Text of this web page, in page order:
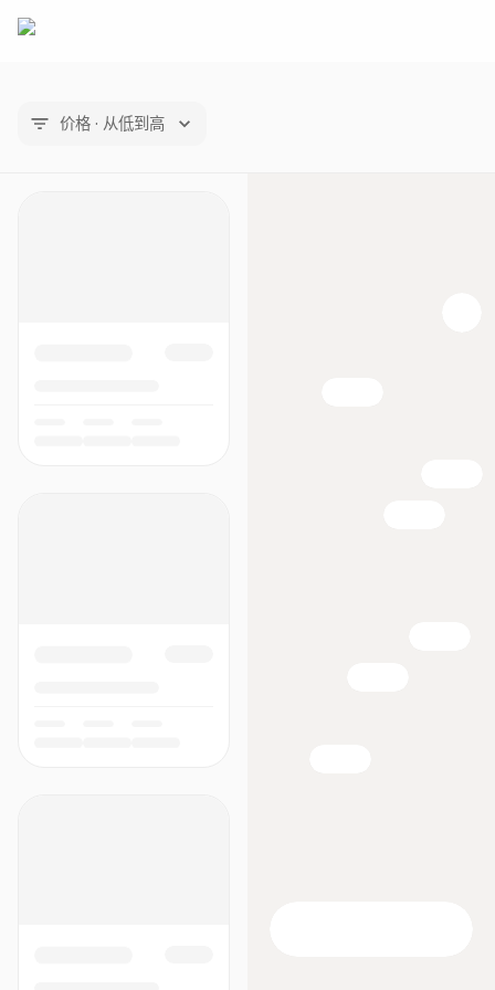
价格 · 从低到高